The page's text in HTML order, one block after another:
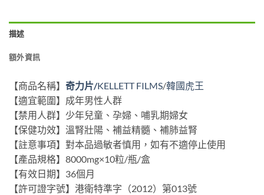
描述
額外資訊
【商品名稱】 奇力片/KELLETT FILMS/韓國虎王
【適宜範圍】成年男性人群
【禁用人群】少年兒童、孕婦、哺乳期婦女
【保健功效】溫腎壯陽、補益精髓、補肺益腎
【註意事項】對本品過敏者慎用，如有不適停止使用
【產品規格】8000mg×10粒/瓶/盒
【有效日期】36個月
【許可證字號】港衛特準字（2012）第013號